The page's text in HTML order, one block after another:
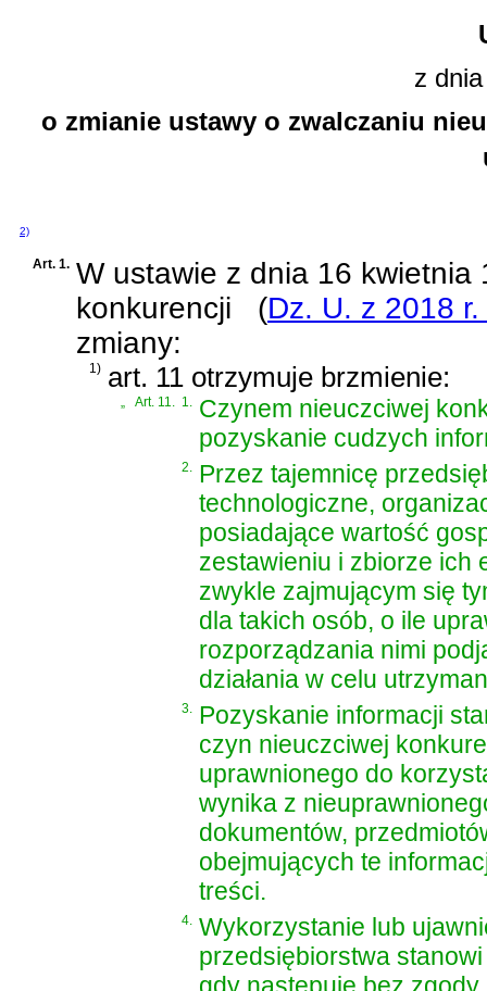
z
o zmianie ustawy o zwalczaniu
2)
Art. 1. W ustawie z dnia 16 kwietnia
konkurencji
(Dz. U. z 2018
zmiany:
1) art. 11 otrzymuje brzmienie:
„ Art. 11. 1. Czynem nieuczciwej
pozyskanie cudzych
2. Przez tajemnicę
technologiczne,
posiadające wartość
zestawieniu i zbiorze ich
zwykle zajmującym się
dla takich osób, o ile
rozporządzania nimi
działania w celu
3. Pozyskanie informacji
czyn nieuczciwej
uprawnionego do
wynika z
dokumentów,
obejmujących te
treści.
4. Wykorzystanie lub
przedsiębiorstwa